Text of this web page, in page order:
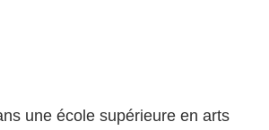
une école supérieure en arts